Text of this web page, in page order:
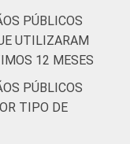
PÚBLICOS
UTILIZARAM
12 MESES
PÚBLICOS
TIPO DE